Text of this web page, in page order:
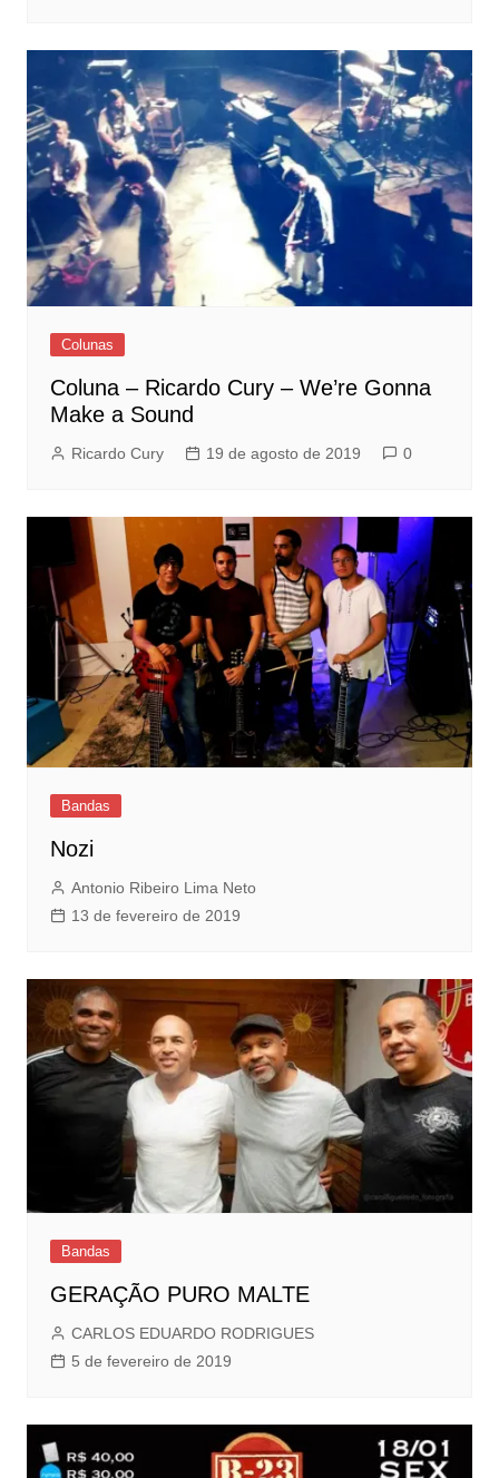
Colunas
Coluna – Ricardo Cury – We’re Gonna
Make a Sound
Ricardo Cury 19 de agosto de 2019 0
Bandas
Nozi
Antonio Ribeiro Lima Neto
13 de fevereiro de 2019
Bandas
GERAÇÃO PURO MALTE
CARLOS EDUARDO RODRIGUES
5 de fevereiro de 2019